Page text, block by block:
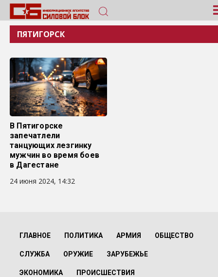
ПЯТИГОРСК
В Пятигорске
запечатлели
танцующих лезгинку
мужчин во время боев
в Дагестане
24 июня 2024, 14:32
ГЛАВНОЕ ПОЛИТИКА АРМИЯ ОБЩЕСТВО
СЛУЖБА ОРУЖИЕ ЗАРУБЕЖЬЕ
ЭКОНОМИКА ПРОИСШЕСТВИЯ